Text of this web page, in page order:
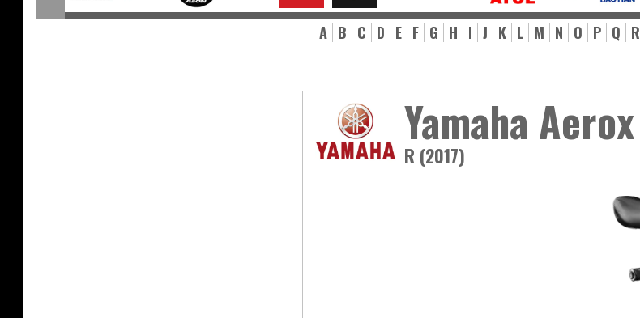
A B C D E F G H I J K L M N O P Q R
Yamaha Aerox
R (2017)